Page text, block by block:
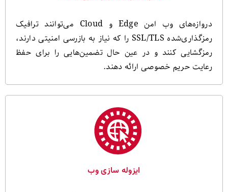
دروازه‌های وب امن Edge و Cloud می‌توانند ترافیک
رمزگذاری‌شده SSL/TLS را که نیاز به بازرسی امنیتی دارند،
رمزگشایی کنند و در عین حال تضمین‌هایی را برای حفظ
رعایت حریم خصوصی ارائه دهند.
ایزوله سازی وب